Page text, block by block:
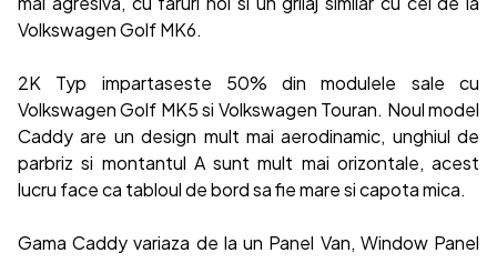
Volkswagen Golf MK6.
2K Typ impartaseste 50% din modulele sale cu
Volkswagen Golf MK5 si Volkswagen Touran. Noul model
Caddy are un design mult mai aerodinamic, unghiul de
parbriz si montantul A sunt mult mai orizontale, acest
lucru face ca tabloul de bord sa fie mare si capota mica.
Gama Caddy variaza de la un Panel Van, Window Panel